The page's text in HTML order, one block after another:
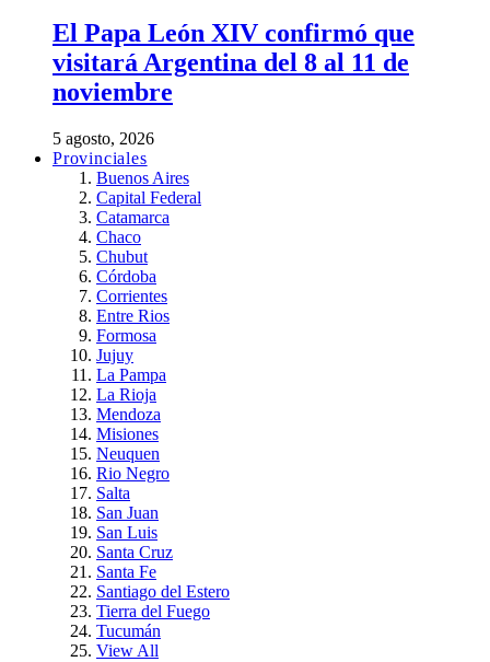
El Papa León XIV confirmó que
visitará Argentina del 8 al 11 de
noviembre
5 agosto, 2026
Provinciales
Buenos Aires
Capital Federal
Catamarca
Chaco
Chubut
Córdoba
Corrientes
Entre Rios
Formosa
Jujuy
La Pampa
La Rioja
Mendoza
Misiones
Neuquen
Rio Negro
Salta
San Juan
San Luis
Santa Cruz
Santa Fe
Santiago del Estero
Tierra del Fuego
Tucumán
View All